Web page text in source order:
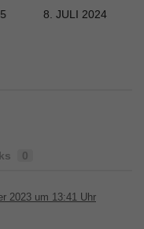
8. JULI 2024
0
2023 um 13:41 Uhr